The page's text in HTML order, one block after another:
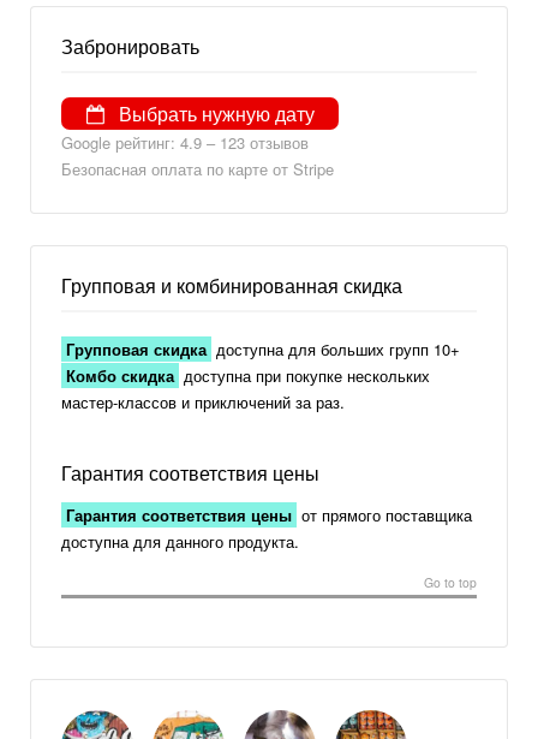
Забронировать
Выбрать нужную дату
Google рейтинг: 4.9 – 123 отзывов
Безопасная оплата по карте от Stripe
Групповая и комбинированная скидка
Групповая скидка доступна для больших групп 10+
Комбо скидка доступна при покупке нескольких
мастер-классов и приключений за раз.
Гарантия соответствия цены
Гарантия соответствия цены от прямого поставщика
доступна для данного продукта.
Go to top